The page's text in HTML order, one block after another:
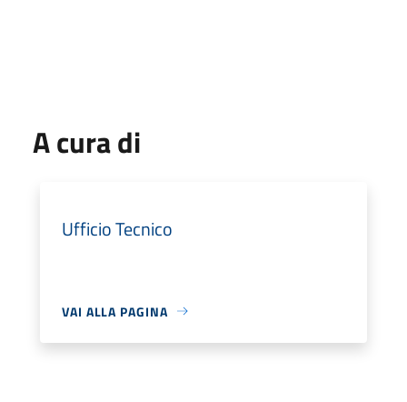
A cura di
Ufficio Tecnico
VAI ALLA PAGINA